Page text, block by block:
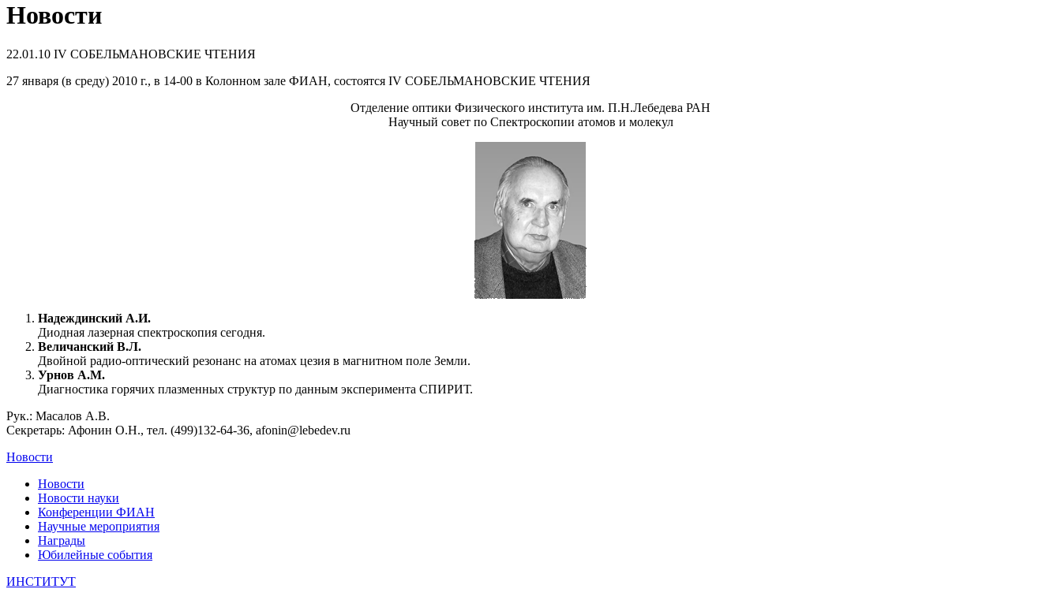
Новости
22.01.10 IV СОБЕЛЬМАНОВСКИЕ ЧТЕНИЯ
27 января (в среду) 2010 г., в 14-00 в Колонном зале ФИАН, состоятся IV СОБЕЛЬМАНОВСКИЕ ЧТЕНИЯ
Отделение оптики Физического института им. П.Н.Лебедева РАН
Научный совет по Спектроскопии атомов и молекул
Надеждинский А.И.
Диодная лазерная спектроскопия сегодня.
Величанский В.Л.
Двойной радио-оптический резонанс на атомах цезия в магнитном поле Земли.
Урнов А.М.
Диагностика горячих плазменных структур по данным эксперимента СПИРИТ.
Рук.: Масалов А.В.
Секретарь: Афонин О.Н., тел. (499)132-64-36, afonin@lebedev.ru
Новости
Новости
Новости науки
Конференции ФИАН
Научные мероприятия
Награды
Юбилейные события
ИНСТИТУТ